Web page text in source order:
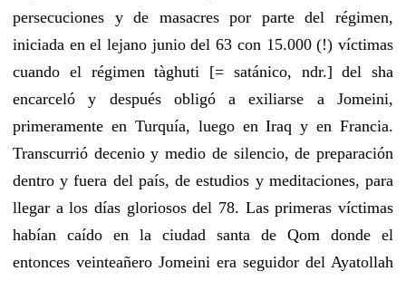
persecuciones y de masacres por parte del régimen,
iniciada en el lejano junio del 63 con 15.000 (!) víctimas
cuando el régimen tàghuti [= satánico, ndr.] del sha
encarceló y después obligó a exiliarse a Jomeini,
primeramente en Turquía, luego en Iraq y en Francia.
Transcurrió decenio y medio de silencio, de preparación
dentro y fuera del país, de estudios y meditaciones, para
llegar a los días gloriosos del 78. Las primeras víctimas
habían caído en la ciudad santa de Qom donde el
entonces veinteañero Jomeini era seguidor del Ayatollah